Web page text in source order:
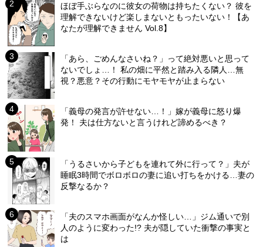
ほぼ手ぶらなのに彼女の荷物は持ちたくない？ 彼を
理解できないけど楽しまないともったいない！【あ
なたが理解できません Vol.8】
「あら、ごめんなさいね？」って絶対悪いと思って
ないでしょ…！ 私の畑に平然と踏み入る隣人…無
視？悪意？その行動にモヤモヤが止まらない
「義母の発言が許せない…！」嫁が義母に怒り爆
発！ 夫は仕方ないと言うけれど諦めるべき？
「うるさいから子どもを連れて外に行って？」夫が
睡眠3時間でボロボロの妻に追い打ちをかける…妻の
反撃なるか？
「夫のスマホ画面がなんか怪しい…」ジム通いで別
人のように変わった!? 夫が隠していた衝撃の事実と
は